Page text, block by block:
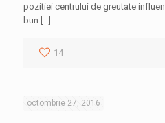
pozitiei centrului de greutate
bun […]
14
octombrie 27, 2016